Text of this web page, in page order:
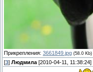
Прикрепления: 3661849.jpg (58.0 Kb)
[3] Людмила [2010-04-11, 11:38:24]